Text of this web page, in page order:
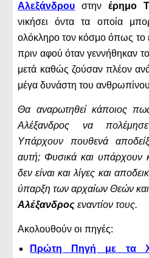
Αλεξάνδρου στηνέρημο
νικήσει όντα τα οποία
ολόκληρο τον κόσμο όπως το
πριν αφού όταν γεννήθηκαν
μετά καθώς ζούσαν πλέον
μέγα δυνάστη του
Θα αναρωτηθεί κάποιος
Αλέξανδρος να
Υπάρχουν πουθενά
αυτή; Φυσικά και υπάρχουν
δεν είναι και λίγες και
ύπαρξη των αρχαίων Θεών
Αλέξανδρος εναντίον τους.
Ακολουθούν οι πηγές:
Πρώτη Πηγή με τα